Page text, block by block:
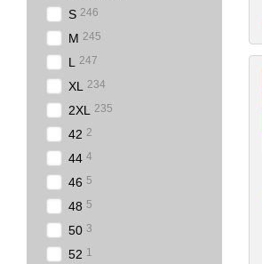
S 246
M 245
L 247
XL 234
2XL 235
42 2
44 4
46 5
48 5
50 3
52 1